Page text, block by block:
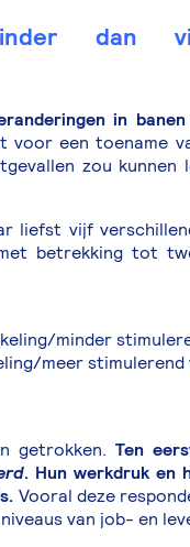
dan vijf
in
voor een toename
zou kunnen
liefst vijf
betrekking tot
minder
meer stimulerend
getrokken.Ten
. Hun werkdruk en
Vooral deze
van job- en